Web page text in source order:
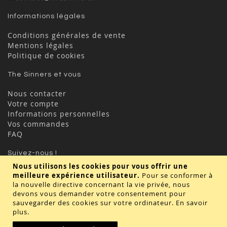
Nous utilisons les cookies pour vous offrir une
meilleure expérience utilisateur. Pour se conformer à
la nouvelle directive concernant la vie privée, nous
devons vous demander votre consentement pour
sauvegarder des cookies sur votre ordinateur. En savoir
plus.
Informations légales
Conditions générales de vente
Mentions légales
Politique de cookies
The Sinners et vous
Nous contacter
Votre compte
Informations personnelles
Vos commandes
FAQ
Suivez-nous !
Valider